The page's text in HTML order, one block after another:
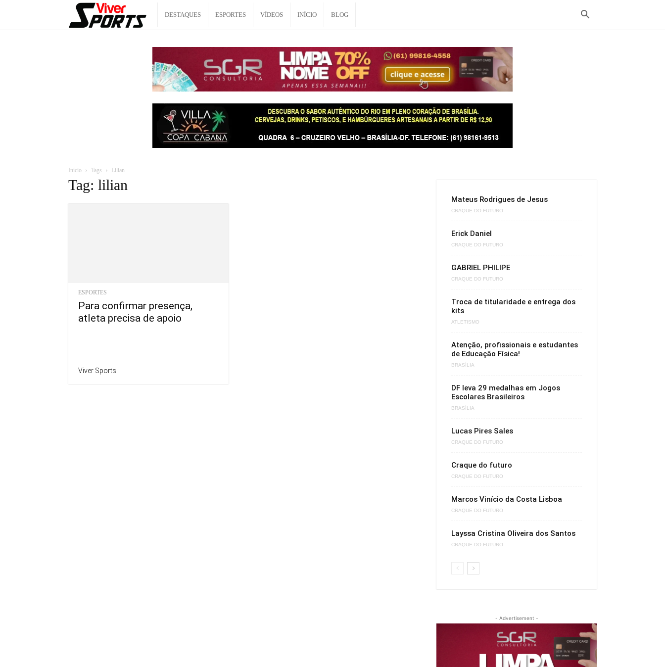
Viver
DESTAQUES ESPORTES VÍDEOS INÍCIO BLOG
Início Tags Lilian
Tag: lilian
ESPORTES
Para confirmar presença,
atleta precisa de apoio
Viver Sports
Mateus Rodrigues de Jesus
CRAQUE DO FUTURO
Erick Daniel
CRAQUE DO FUTURO
GABRIEL PHILIPE
CRAQUE DO FUTURO
Troca de titularidade e entrega dos
kits
ATLETISMO
Atenção, profissionais e estudantes
de Educação Física!
BRASÍLIA
DF leva 29 medalhas em Jogos
Escolares Brasileiros
BRASÍLIA
Lucas Pires Sales
CRAQUE DO FUTURO
Craque do futuro
CRAQUE DO FUTURO
Marcos Vinício da Costa Lisboa
CRAQUE DO FUTURO
Layssa Cristina Oliveira dos Santos
CRAQUE DO FUTURO
- Advertisement -